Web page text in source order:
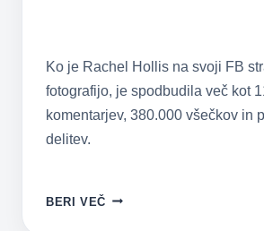
Ko je Rachel Hollis na svoji FB
fotografijo, je spodbudila več kot
komentarjev, 380.000 všečkov in
delitev.
BERI VEČ RAZLOG,